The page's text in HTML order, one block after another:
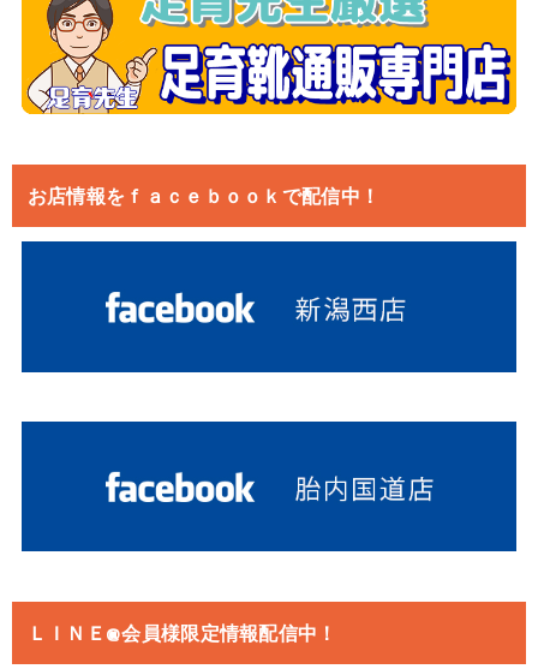
お店情報をｆａｃｅｂｏｏｋで配信中！
ＬＩＮＥ@会員様限定情報配信中！